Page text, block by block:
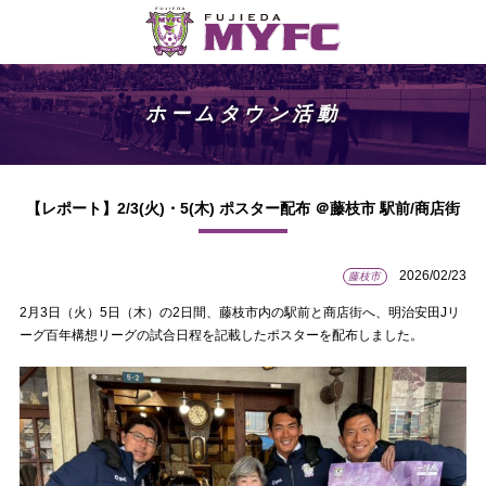
ホームタウン活動
【レポート】2/3(火)・5(木) ポスター配布 ＠藤枝市 駅前/商店街
藤枝市 2026/02/23
2月3日（火）5日（木）の2日間、藤枝市内の駅前と商店街へ、明治安田Jリ
ーグ百年構想リーグの試合日程を記載したポスターを配布しました。